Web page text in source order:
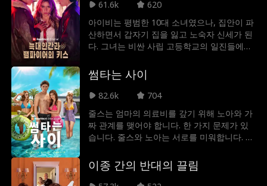
61.6k
620
아이비는 평범한 10대 소녀였으나, 집안이 파
산하면서 갑자기 집을 잃고 노숙자 신세가 된
다. 그녀는 비싼 사립 고등학교의 일진들에게
살아간다. 그러던 어느 날, 그녀는 자신이 늑
대인간의 상속자 세바스찬과 뱀파이어 왕자
제인, 두 남자의 운명적인 짝이라는 사실을 알
성격이 정반대다. 하나는 불처럼 뜨겁고, 다른
하나는 얼음처럼 차갑다. 과연 그녀의 진정한
사랑은 누구일까? 아이비는 나중에 자신의 진
알게 된다. 그것은 모든 것을 무너뜨릴 수 있
썸타는 사이
82.6k
704
줄스는 엄마의 의료비를 갚기 위해 노아와 가
짜 관계를 맺어야 합니다. 한 가지 문제가 있
습니다. 줄스와 노아는 서로를 미워합니다. 하
함께 노력하면서 노아와 줄스는 서로에 대한
감정이 완전히 진짜라는 것을 깨닫습니다. 줄
이종 간의 반대의 끌림